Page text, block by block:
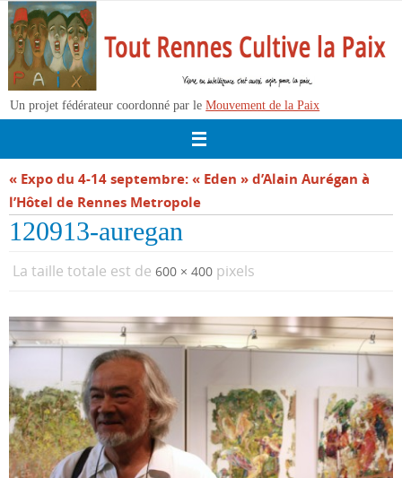
Passer
vers
le
contenu
Un projet fédérateur coordonné par leMouvement de la Paix
« Expo du 4-14 septembre: « Eden » d’Alain Aurégan à
l’Hôtel de Rennes Metropole
120913-auregan
La taille totale est de 600 × 400 pixels